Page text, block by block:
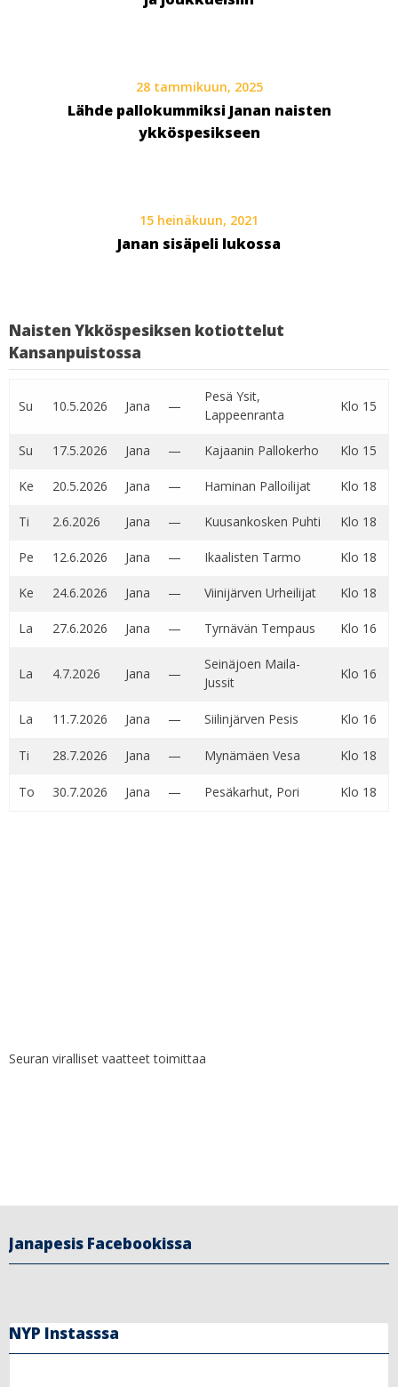
28 tammikuun, 2025
Lähde pallokummiksi Janan naisten
ykköspesikseen
15 heinäkuun, 2021
Janan sisäpeli lukossa
Naisten Ykköspesiksen kotiottelut
Kansanpuistossa
Su 10.5.2026 Jana —
Pesä Ysit,
Lappeenranta
Klo 15
Su 17.5.2026 Jana — Kajaanin Pallokerho Klo 15
Ke 20.5.2026 Jana — Haminan Palloilijat Klo 18
Ti 2.6.2026 Jana — Kuusankosken Puhti Klo 18
Pe 12.6.2026 Jana — Ikaalisten Tarmo Klo 18
Ke 24.6.2026 Jana — Viinijärven Urheilijat Klo 18
La 27.6.2026 Jana — Tyrnävän Tempaus Klo 16
La 4.7.2026 Jana —
Seinäjoen Maila-
Jussit
Klo 16
La 11.7.2026 Jana — Siilinjärven Pesis Klo 16
Ti 28.7.2026 Jana — Mynämäen Vesa Klo 18
To 30.7.2026 Jana — Pesäkarhut, Pori Klo 18
Seuran viralliset vaatteet toimittaa
Janapesis Facebookissa
NYP Instasssa